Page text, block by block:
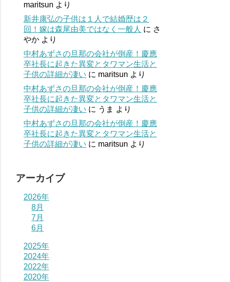
maritsun より
新井康弘の子供は１人で結婚歴は２
回！嫁は森尾由美ではなく一般人 に さ
やか より
中村あずさの旦那の会社が倒産！慶應
卒社長に起きた異変とタワマン生活と
子供の詳細が凄い に maritsun より
中村あずさの旦那の会社が倒産！慶應
卒社長に起きた異変とタワマン生活と
子供の詳細が凄い に うま より
中村あずさの旦那の会社が倒産！慶應
卒社長に起きた異変とタワマン生活と
子供の詳細が凄い に maritsun より
アーカイブ
2026年
8月
7月
6月
2025年
2024年
2022年
2020年